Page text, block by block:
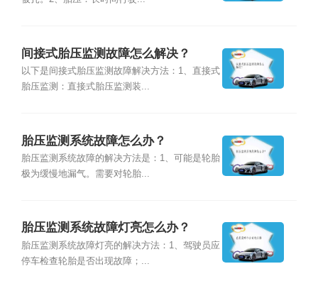
间接式胎压监测故障怎么解决？
以下是间接式胎压监测故障解决方法：1、直接式
胎压监测：直接式胎压监测装...
胎压监测系统故障怎么办？
胎压监测系统故障的解决方法是：1、可能是轮胎
极为缓慢地漏气。需要对轮胎...
胎压监测系统故障灯亮怎么办？
胎压监测系统故障灯亮的解决方法：1、驾驶员应
停车检查轮胎是否出现故障；...